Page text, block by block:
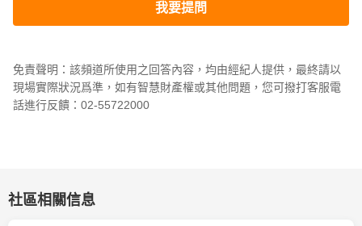
我要提問
免責聲明：該頻道所使用之回答內容，均由經紀人提供，最終請以
現場實際狀況爲準，如有智慧財產權或其他問題，您可撥打客服電
話進行反饋：02-55722000
社區相關信息